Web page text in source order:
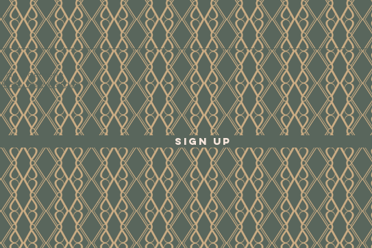
de algemene
de voorwaarden
Sign Up